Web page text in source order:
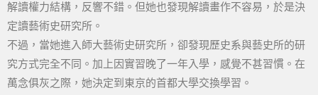
解讀權力結構，反響不錯。但她也發現解讀畫作不容易，於是決
定讀藝術史研究所。
不過，當她進入師大藝術史研究所，卻發現歷史系與藝史所的研
究方式完全不同。加上因實習晚了一年入學，感覺不甚習慣。在
萬念俱灰之際，她決定到東京的首都大學交換學習。